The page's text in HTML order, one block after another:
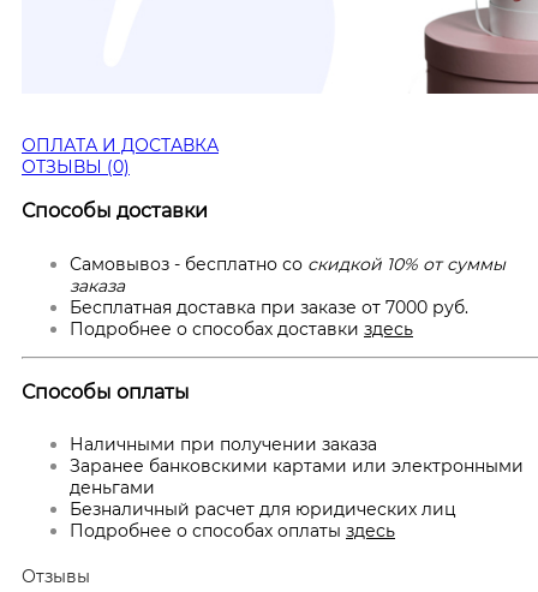
ОПЛАТА И ДОСТАВКА
ОТЗЫВЫ (0)
Способы доставки
Самовывоз - бесплатно со скидкой 10% от суммы
заказа
Бесплатная доставка при заказе от 7000 руб.
Подробнее о способах доставки здесь
Способы оплаты
Наличными при получении заказа
Заранее банковскими картами или электронными
деньгами
Безналичный расчет для юридических лиц
Подробнее о способах оплаты здесь
Отзывы